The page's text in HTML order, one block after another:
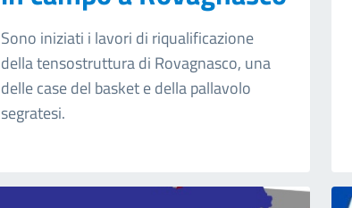
Sono iniziati i lavori di riqualificazione
della tensostruttura di Rovagnasco, una
delle case del basket e della pallavolo
segratesi.